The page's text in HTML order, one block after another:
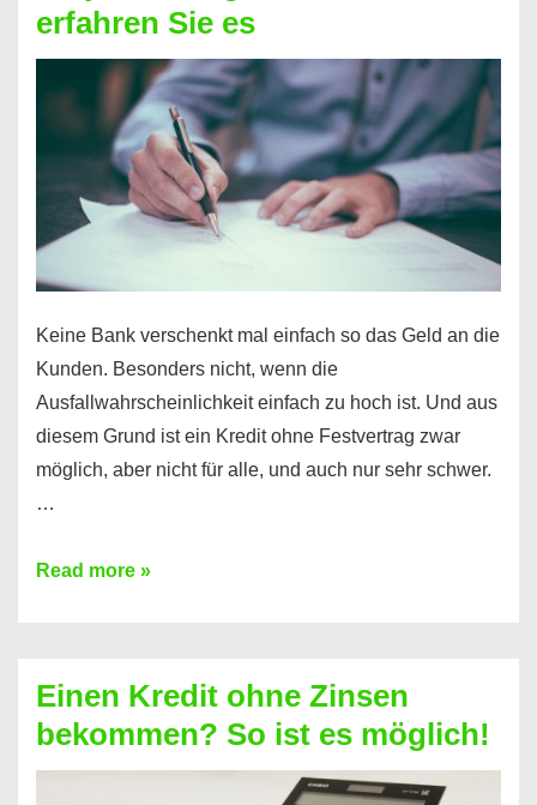
nicht
nur
für
Handy
möglich!
erfahren Sie es
Keine Bank verschenkt mal einfach so das Geld an die
Kunden. Besonders nicht, wenn die
Ausfallwahrscheinlichkeit einfach zu hoch ist. Und aus
diesem Grund ist ein Kredit ohne Festvertrag zwar
möglich, aber nicht für alle, und auch nur sehr schwer.
…
Ist
Festvertrag
für
jeden
Read more »
Einen Kredit ohne Zinsen
bekommen? So ist es möglich!